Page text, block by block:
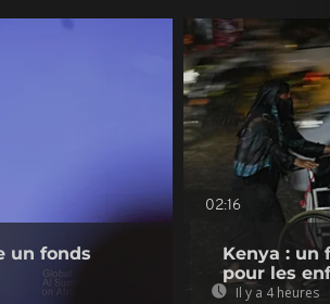
un fonds
02:16
Kenya : un
pour les
Il y a 4 heures